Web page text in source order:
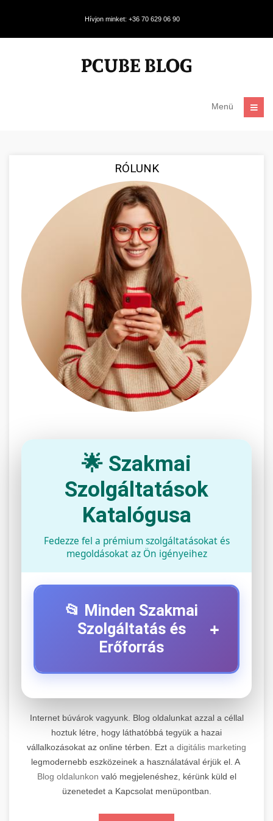
Hívjon minket: +36 70 629 06 90
Menü
RÓLUNK
🌟 Szakmai
Szolgáltatások
Katalógusa
Fedezze fel a prémium szolgáltatásokat és
megoldásokat az Ön igényeihez
📂 Minden Szakmai
Szolgáltatás és
Erőforrás
+
+
Professzionális elektromos roller javítási és
karbantartási szolgáltatások. Szakértő
technikusaink minőségi szervízt nyújtanak
minden jelentős márkához és modellhez.
Szervizközpont Látogatása
📊 2. Online Marketing
Ügynökség
+
Átfogó online marketing szolgáltatások,
beleértve a SEO-t, közösségi média kezelést és
Internet búvárok vagyunk. Blog oldalunkat azzal a céllal
hoztuk létre, hogy láthatóbbá tegyük a hazai
vállalkozásokat az online térben. Ezt a digitális marketing
legmodernebb eszközeinek a használatával érjük el. A
Blog oldalunkon való megjelenéshez, kérünk küld el
üzenetedet a Kapcsolat menüpontban.